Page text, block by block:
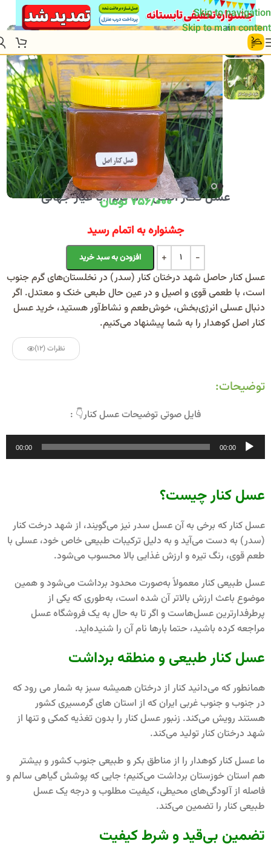
Skip to navigation
Skip to main content
خانه/محصول عسل کنـار اصـل 500 گرم | با عیار جهانی
عسل کنـار اصـل 500 گرم | با عیار جهانی
756/000تومان
جشنواره به اتمام رسید
افزودن به سبد خرید
Alternative:
عسل کنار حاصل شهد درختان کنار (سدر) در نخلستان‌های گرم جنوب
است، با طعمی قوی و اصیل و در عین حال طبعی خنک و معتدل. اگر
دنبال عسلی انرژی‌بخش، خوش‌طعم و نشاط‌آور هستید، خرید عسل
کنار اصل کوهدار را به شما پیشنهاد می‌کنیم.
نظرات (12)
توضیحات:
فایل صوتی توضیحات عسل کنار👇 :
پخش‌کننده
صوت
00:00
00:00
عسل کنار چیست؟
عسل کنار که برخی به آن عسل سدر نیز می‌گویند، از شهد درخت کنار
(سدر) به دست می‌آید و به دلیل ترکیبات طبیعی خاص خود، عسلی با
طعم قوی، رنگ تیره و ارزش غذایی بالا محسوب می‌شود.
عسل طبیعی کنار معمولاً به‌صورت محدود برداشت می‌شود و همین
موضوع باعث ارزش بالاتر آن شده است، به‌طوری که یکی از
پرطرفدارترین عسل‌هاست و اگر تا به حال به یک فروشگاه عسل
مراجعه کرده باشید، حتما بارها نام آن را شنیده‌اید.
عسل کنار طبیعی و منطقه برداشت
همانطور که می‌دانید کنار از درختان همیشه سبز به شمار می رود که
در جنوب و جنوب غربی ایران که از استان های گرمسیری کشور
هستند رویش می‌کند. زنبور عسل کنار را بدون تغذیه کمکی و تنها از
شهد درختان کنار تولید می‌کند.
ما عسل کنار کوهدار را از مناطق بکر و طبیعی جنوب کشور و بیشتر
هم استان خوزستان برداشت می‌کنیم؛ جایی که پوشش گیاهی سالم و
فاصله از آلودگی‌های محیطی، کیفیت مطلوب و درجه یک عسل
طبیعی کنار را تضمین می‌کند.
تضمین بی‌قید و شرط کیفیت